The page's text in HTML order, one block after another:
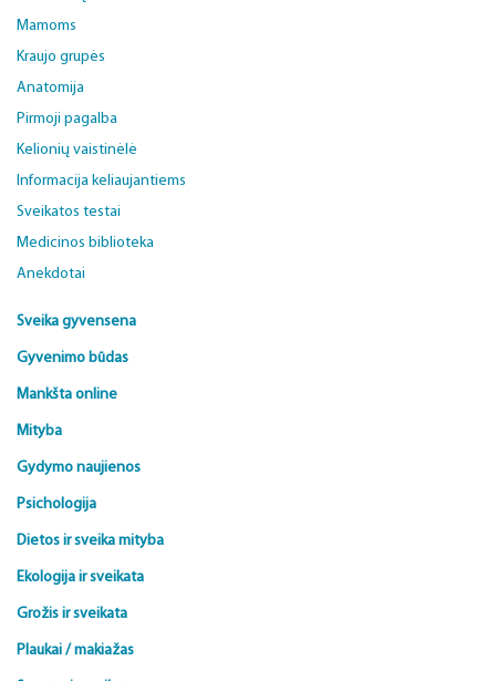
Mamoms
Kraujo grupės
Anatomija
Pirmoji pagalba
Kelionių vaistinėlė
Informacija keliaujantiems
Sveikatos testai
Medicinos biblioteka
Anekdotai
Sveika gyvensena
Gyvenimo būdas
Mankšta online
Mityba
Gydymo naujienos
Psichologija
Dietos ir sveika mityba
Ekologija ir sveikata
Grožis ir sveikata
Plaukai / makiažas